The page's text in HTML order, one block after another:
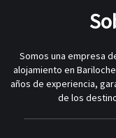
Somos una empresa
alojamiento en
años de experiencia,
de los